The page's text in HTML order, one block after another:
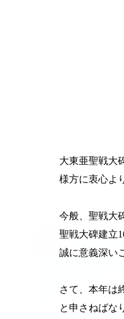
大東亜聖戦大
様方に衷心よ
今般、聖戦大
聖戦大碑建立
誠に意義深い
さて、本年は
と申さねばな